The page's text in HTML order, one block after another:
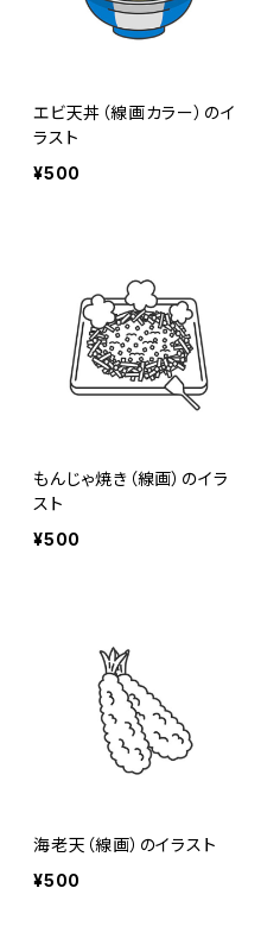
エビ天丼（線画カラー）のイ
ラスト
¥500
もんじゃ焼き（線画）のイラ
スト
¥500
海老天（線画）のイラスト
¥500